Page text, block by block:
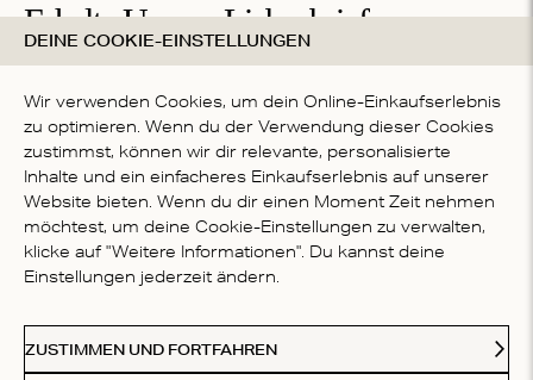
Erhalte Unsere Liebesbriefe
Abonniere unseren Newsletter und erhalte 20 % Rabatt
auf deinen ersten Einkauf!
Mit deiner Anmeldung akzeptierst du dieDatenschutzbestimmungen
LAND
Germany
Akzeptierte Zahlungsmethoden
DEINE COOKIE-EINSTELLUNGEN
Wir verwenden Cookies, um dein Online-Einkaufserlebnis
zu optimieren. Wenn du der Verwendung dieser Cookies
zustimmst, können wir dir relevante, personalisierte
Inhalte und ein einfacheres Einkaufserlebnis auf unserer
Website bieten. Wenn du dir einen Moment Zeit nehmen
möchtest, um deine Cookie-Einstellungen zu verwalten,
klicke auf "Weitere Informationen". Du kannst deine
Einstellungen jederzeit ändern.
ZUSTIMMEN UND FORTFAHREN